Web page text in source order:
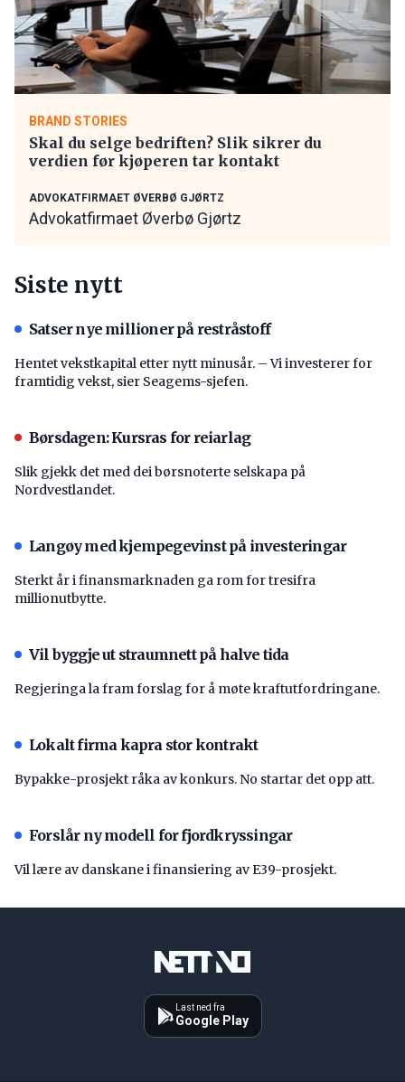
BRAND STORIES
Skal du selge bedriften? Slik sikrer du
verdien før kjøperen tar kontakt
ADVOKATFIRMAET ØVERBØ GJØRTZ
Advokatfirmaet Øverbø Gjørtz
Siste nytt
Satser nye millioner på restråstoff
Hentet vekstkapital etter nytt minusår. – Vi investerer for
framtidig vekst, sier Seagems-sjefen.
Børsdagen: Kursras for reiarlag
Slik gjekk det med dei børsnoterte selskapa på
Nordvestlandet.
Langøy med kjempegevinst på investeringar
Sterkt år i finansmarknaden ga rom for tresifra
millionutbytte.
Vil byggje ut straumnett på halve tida
Regjeringa la fram forslag for å møte kraftutfordringane.
Lokalt firma kapra stor kontrakt
Bypakke-prosjekt råka av konkurs. No startar det opp att.
Forslår ny modell for fjordkryssingar
Vil lære av danskane i finansiering av E39-prosjekt.
Last ned fra
Google Play